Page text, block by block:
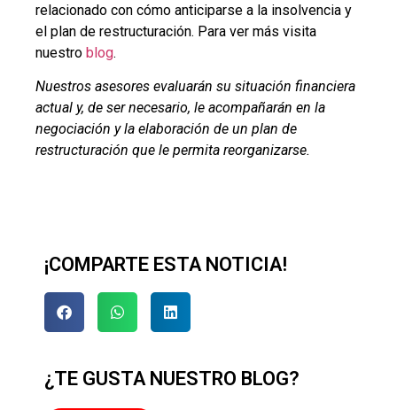
relacionado con cómo anticiparse a la insolvencia y
el plan de restructuración. Para ver más visita
nuestro blog.
Nuestros asesores evaluarán su situación financiera
actual y, de ser necesario, le acompañarán en la
negociación y la elaboración de un plan de
restructuración que le permita reorganizarse.
¡COMPARTE ESTA NOTICIA!
¿TE GUSTA NUESTRO BLOG?